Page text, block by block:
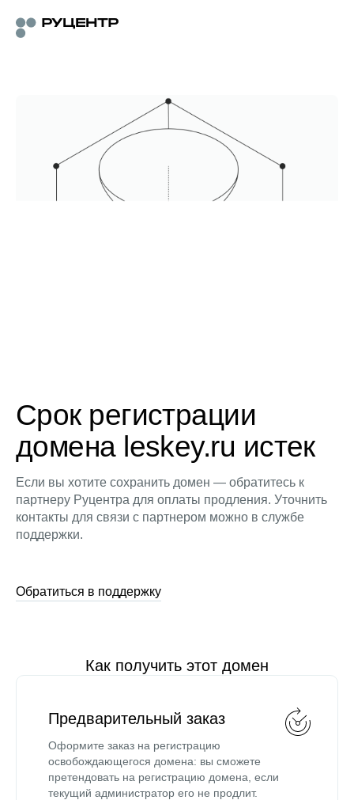
Срок регистрации
домена leskey.ru истек
Если вы хотите сохранить домен — обратитесь к
партнеру Руцентра для оплаты продления. Уточнить
контакты для связи с партнером можно в службе
поддержки.
Обратиться в поддержку
Как получить этот домен
Предварительный заказ
Оформите заказ на регистрацию
освобождающегося домена: вы сможете
претендовать на регистрацию домена, если
текущий администратор его не продлит.